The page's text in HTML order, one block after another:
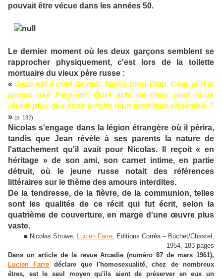
pouvait être vécue dans les années 50.
Le dernier moment où les deux garçons semblent se
rapprocher physiquement, c'est lors de la toilette
mortuaire du vieux père russe :
« Jean est à côté de moi. Merci, mon Dieu. Cela, je n'ai
jamais osé l'espérer. Quel acte de chair peut nous
réunir plus que cette toilette d'un mort faite ensemble ?
» (p. 182)
Nicolas s'engage dans la légion étrangère où il périra,
tandis que Jean révèle à ses parents la nature de
l'attachement qu'il avait pour Nicolas. Il reçoit « en
héritage » de son ami, son carnet intime, en partie
détruit, où le jeune russe notait des références
littéraires sur le thème des amours interdites.
De la tendresse, de la fièvre, de la communion, telles
sont les qualités de ce récit qui fut écrit, selon la
quatrième de couverture, en marge d'une œuvre plus
vaste.
■ Nicolas Struwe, Lucien Farre, Editions Corrêa – Buchet/Chastel,
1954, 183 pages
Dans un article de la revue Arcadie (numéro 87 de mars 1961),
Lucien Farre
déclare que l'homosexualité, chez de nombreux
êtres, est le seul moyen qu'ils aient de préserver en eux un